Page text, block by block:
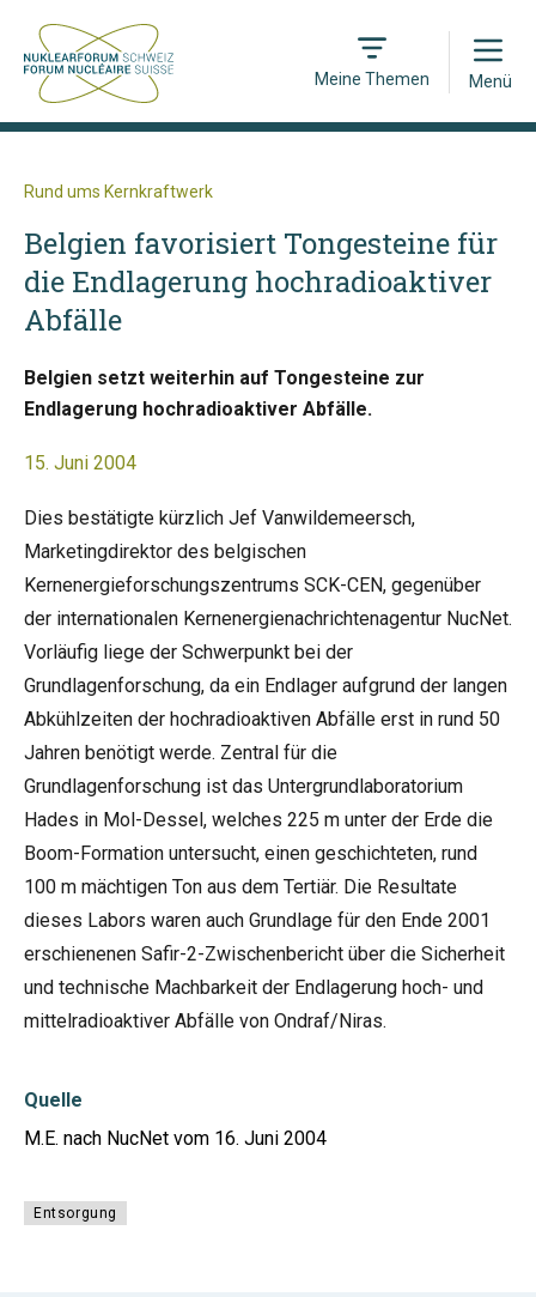
Meine Themen
Open
Menü
Rund ums Kernkraftwerk
Belgien favorisiert Tongesteine für
die Endlagerung hochradioaktiver
Abfälle
Belgien setzt weiterhin auf Tongesteine zur
Endlagerung hochradioaktiver Abfälle.
15. Juni 2004
Dies bestätigte kürzlich Jef Vanwildemeersch,
Marketingdirektor des belgischen
Kernenergieforschungszentrums SCK-CEN, gegenüber
der internationalen Kernenergienachrichtenagentur NucNet.
Vorläufig liege der Schwerpunkt bei der
Grundlagenforschung, da ein Endlager aufgrund der langen
Abkühlzeiten der hochradioaktiven Abfälle erst in rund 50
Jahren benötigt werde. Zentral für die
Grundlagenforschung ist das Untergrundlaboratorium
Hades in Mol-Dessel, welches 225 m unter der Erde die
Boom-Formation untersucht, einen geschichteten, rund
100 m mächtigen Ton aus dem Tertiär. Die Resultate
dieses Labors waren auch Grundlage für den Ende 2001
erschienenen Safir-2-Zwischenbericht über die Sicherheit
und technische Machbarkeit der Endlagerung hoch- und
mittelradioaktiver Abfälle von Ondraf/Niras.
Quelle
M.E. nach NucNet vom 16. Juni 2004
Entsorgung